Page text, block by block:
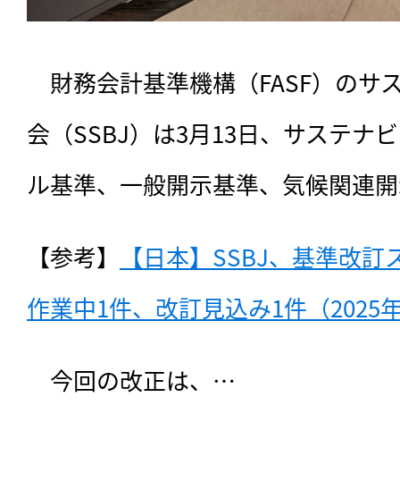
財務会計基準機構（FASF）のサ
会（SSBJ）は3月13日、サステナ
ル基準、一般開示基準、気候関連
【参考】
【日本】SSBJ、基準改
作業中1件、改訂見込み1件（2025
今回の改正は、…